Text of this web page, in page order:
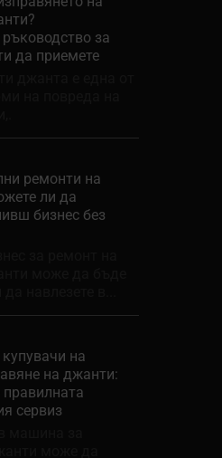
за
да приемете
ремонти на
ли да
бизнес без
на
на джанти:
правилната
сервиз